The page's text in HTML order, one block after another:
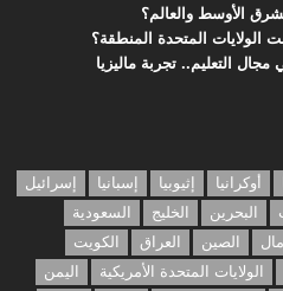
الأوسط والعالم؟
المتحدة المنطقة؟
التعليم.. تجربة ماليزيا
أوكرانيا إثيوبيا إسبانيا
إسرائيل
البحرين الخليج
السعودية
الصين العراق
الكويت
الولايات المتحدة الأمريكية
اليمن